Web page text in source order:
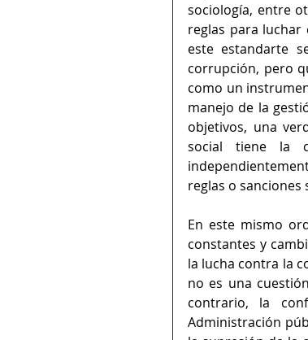
sociología, entre
reglas para
este estandarte
corrupción, pero
como un
manejo de la
objetivos, una
social tiene la
reglas o sanciones
En este mismo
constantes y
la lucha contra la
no es una
contrario, la
Administración